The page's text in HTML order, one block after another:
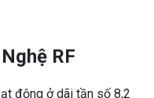
RF
động ở dãi tần số 8,2